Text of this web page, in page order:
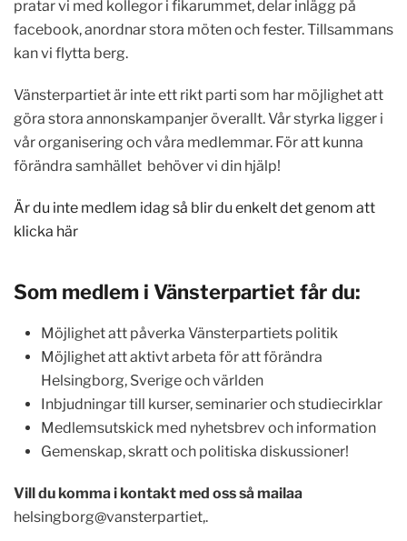
pratar vi med kollegor i fikarummet, delar inlägg på
facebook, anordnar stora möten och fester. Tillsammans
kan vi flytta berg.
Vänsterpartiet är inte ett rikt parti som har möjlighet att
göra stora annonskampanjer överallt. Vår styrka ligger i
vår organisering och våra medlemmar. För att kunna
förändra samhället behöver vi din hjälp!
Är du inte medlem idag så blir du enkelt det genom att
klicka här
Som medlem i Vänsterpartiet får du:
Möjlighet att påverka Vänsterpartiets politik
Möjlighet att aktivt arbeta för att förändra
Helsingborg, Sverige och världen
Inbjudningar till kurser, seminarier och studiecirklar
Medlemsutskick med nyhetsbrev och information
Gemenskap, skratt och politiska diskussioner!
Vill du komma i kontakt med oss så mailaa
helsingborg@vansterpartiet,.